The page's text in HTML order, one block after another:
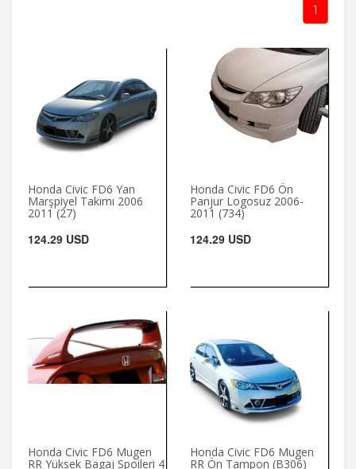
1
Honda Civic FD6 Yan
Marşpiyel Takımı 2006
2011 (27)
124.29 USD
Honda Civic FD6 Ön
Panjur Logosuz 2006-
2011 (734)
124.29 USD
Honda Civic FD6 Mugen
RR Yüksek Bagaj Spoileri 4
Honda Civic FD6 Mugen
RR Ön Tampon (B306)